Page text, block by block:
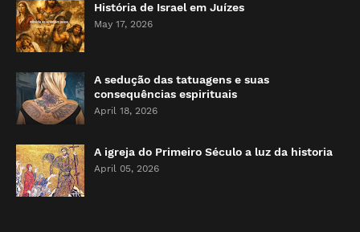
História de Israel em Juízes
May 17, 2026
A sedução das tatuagens e suas
consequências espirituais
April 18, 2026
A igreja do Primeiro Século a luz da historia
April 05, 2026